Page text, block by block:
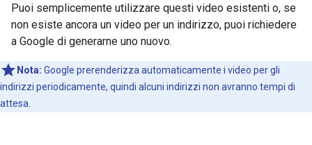
Puoi semplicemente utilizzare questi video esistenti o, se
non esiste ancora un video per un indirizzo, puoi richiedere
a Google di generarne uno nuovo.
Nota: Google prerenderizza automaticamente i video per gli
indirizzi periodicamente, quindi alcuni indirizzi non avranno tempi di
attesa.